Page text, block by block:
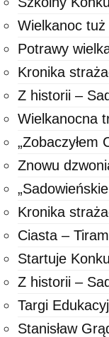
Wielkanoc
Potrawy
Kronika
Z historii –
Wielkanocna
„Zobaczyłem
Znowu
Kronika
Ciasta –
Startuje
Z historii –
Targi
Stanisław